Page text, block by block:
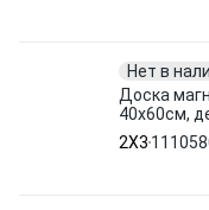
Нет в
Доска
40x60см,
магнита.
2X3